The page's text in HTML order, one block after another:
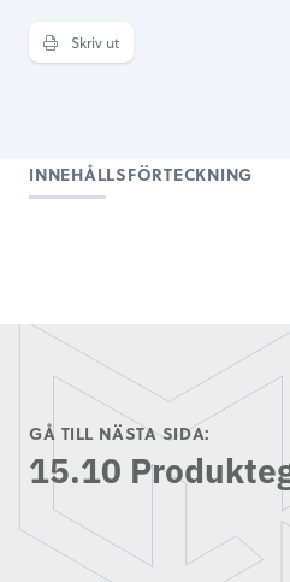
Skriv ut
INNEHÅLLSFÖRTECKNING
GÅ TILL NÄSTA SIDA:
15.10